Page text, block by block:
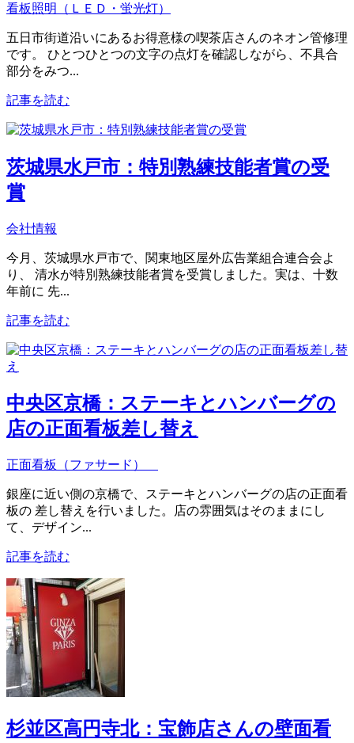
看板照明（ＬＥＤ・蛍光灯）
五日市街道沿いにあるお得意様の喫茶店さんのネオン管修理
です。 ひとつひとつの文字の点灯を確認しながら、不具合
部分をみつ...
記事を読む
茨城県水戸市：特別熟練技能者賞の受
賞
会社情報
今月、茨城県水戸市で、関東地区屋外広告業組合連合会よ
り、 清水が特別熟練技能者賞を受賞しました。実は、十数
年前に 先...
記事を読む
中央区京橋：ステーキとハンバーグの
店の正面看板差し替え
正面看板（ファサード）
銀座に近い側の京橋で、ステーキとハンバーグの店の正面看
板の 差し替えを行いました。店の雰囲気はそのままにし
て、デザイン...
記事を読む
杉並区高円寺北：宝飾店さんの壁面看